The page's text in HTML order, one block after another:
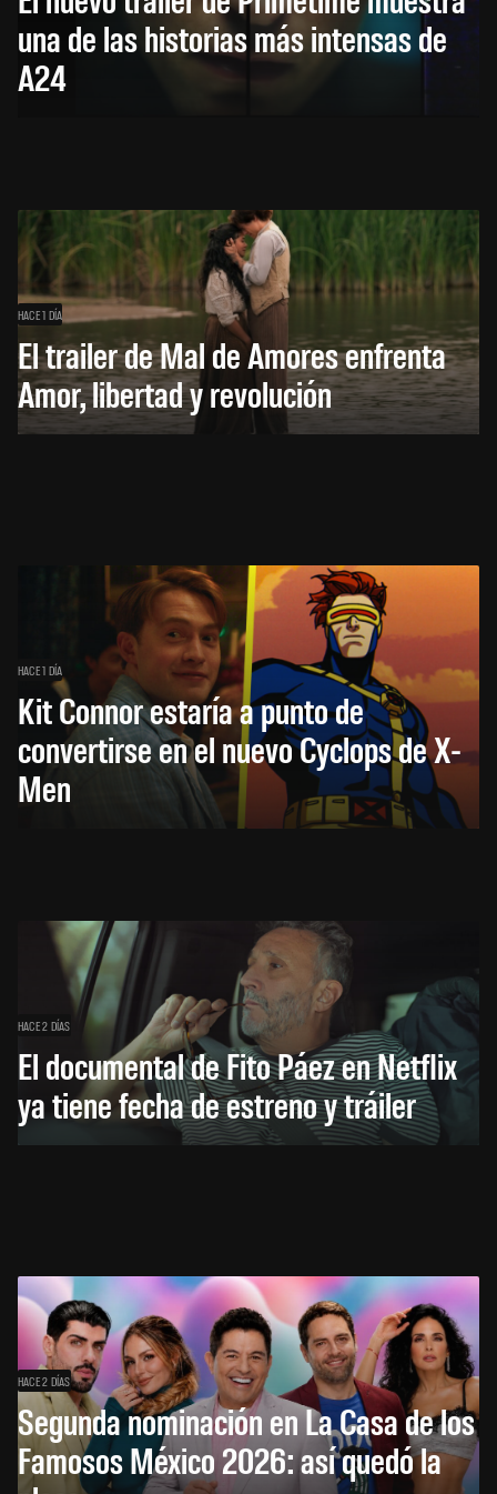
una de las historias más intensas de
A24
HACE 1 DÍA
El trailer de Mal de Amores enfrenta
Amor, libertad y revolución
HACE 1 DÍA
Kit Connor estaría a punto de
convertirse en el nuevo Cyclops de X-
Men
HACE 2 DÍAS
El documental de Fito Páez en Netflix
ya tiene fecha de estreno y tráiler
HACE 2 DÍAS
Segunda nominación en La Casa de los
Famosos México 2026: así quedó la